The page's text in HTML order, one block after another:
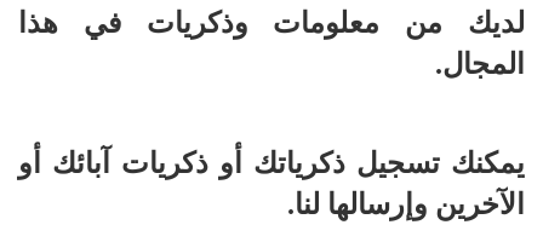
لديك من معلومات وذكريات في هذا
المجال.
يمكنك تسجيل ذكرياتك أو ذكريات آبائك أو
الآخرين وإرسالها لنا.